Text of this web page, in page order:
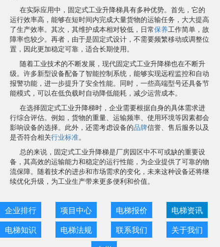
在实际应用中，固定式工业升降梯具有多种优势。首先，它的
运行效率高，能够在短时间内完成大量货物的运输任务，大大提高
了生产效率。其次，其维护成本相对较低，日常保养工作简单，故
障率也较少。再者，由于是固定式设计，不需要频繁移动或调整位
置，因此更加稳定可靠，适合长期使用。
随着工业技术的不断发展，现代固定式工业升降梯也在不断升
级。许多新型设备配备了智能控制系统，能够实现远程监控和自动
报警功能，进一步提升了安全性能。同时，一些高端型号还具备节
能模式，可以在低负载时自动降低能耗，减少运营成本。
在选择固定式工业升降梯时，企业需要根据自身的具体需求进
行综合评估。例如，货物的重量、运输频率、使用环境等因素都会
影响设备的选择。此外，还需考虑设备的品牌信誉、售后服务以及
是否符合相关行业标准。
总的来说，固定式工业升降梯是厂房园区中不可或缺的重要设
备，其高效的运输能力和稳定的运行性能，为企业提供了可靠的物
流保障。随着技术的进步和市场需求的变化，未来这种设备还将继
续优化升级，为工业生产带来更多便利和价值。
企业排行 项目中心 电梯报价
电梯资讯
电梯知识
电梯法规 联系我们
关于我们